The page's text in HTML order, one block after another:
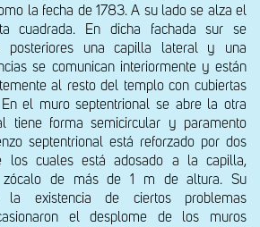
la fecha de 1783. A su lado se alza el
cuadrada. En dicha fachada sur se
posteriores una capilla lateral y una
se comunican interiormente y están
al resto del templo con cubiertas
el muro septentrional se abre la otra
tiene forma semicircular y paramento
septentrional está reforzado por dos
los cuales está adosado a la capilla,
zócalo de más de 1 m de altura. Su
la existencia de ciertos problemas
el desplome de los muros